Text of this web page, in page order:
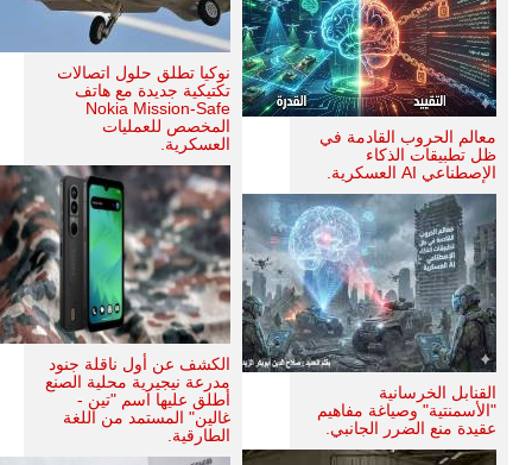
معالم الحروب القادمة في
ظل تطبيقات الذكاء
الإصطناعي AI العسكرية.
القنابل الخرسانية
"الأسمنتية" وصياغة مفاهيم
عقيدة منع الضرر الجانبي.
نوكيا تطلق حلول اتصالات
تكتيكية جديدة مع هاتف
Nokia Mission-Safe
المخصص للعمليات
العسكرية.
الكشف عن أول ناقلة جنود
مدرعة نيجيرية محلية الصنع
أطلق عليها اسم "تين -
غالين" المستمد من اللغة
الطارقية.